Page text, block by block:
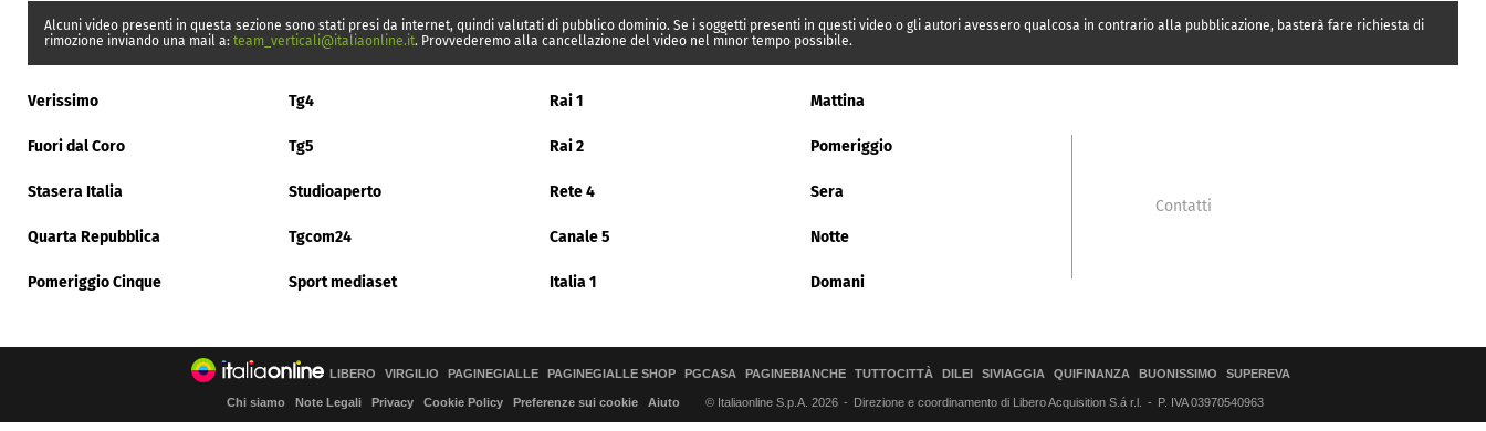
Alcuni video presenti in questa sezione sono stati presi da internet, quindi valutati di pubblico dominio. Se i soggetti presenti in questi video o gli autori avessero qualcosa in contrario alla pubblicazione, basterà fare richiesta di
rimozione inviando una mail a: team_verticali@italiaonline.it. Provvederemo alla cancellazione del video nel minor tempo possibile.
Verissimo Tg4 Rai 1 Mattina
Fuori dal Coro Tg5 Rai 2 Pomeriggio
Stasera Italia Studioaperto Rete 4 Sera
Quarta Repubblica Tgcom24 Canale 5 Notte
Pomeriggio Cinque Sport mediaset Italia 1 Domani
Contatti
LIBERO VIRGILIO PAGINEGIALLE PAGINEGIALLE SHOP PGCASA PAGINEBIANCHE TUTTOCITTÀ DILEI SIVIAGGIA QUIFINANZA BUONISSIMO SUPEREVA
Chi siamo Note Legali Privacy Cookie Policy Preferenze sui cookie Aiuto © Italiaonline S.p.A. 2026 Direzione e coordinamento di Libero Acquisition S.á r.l. P. IVA 03970540963